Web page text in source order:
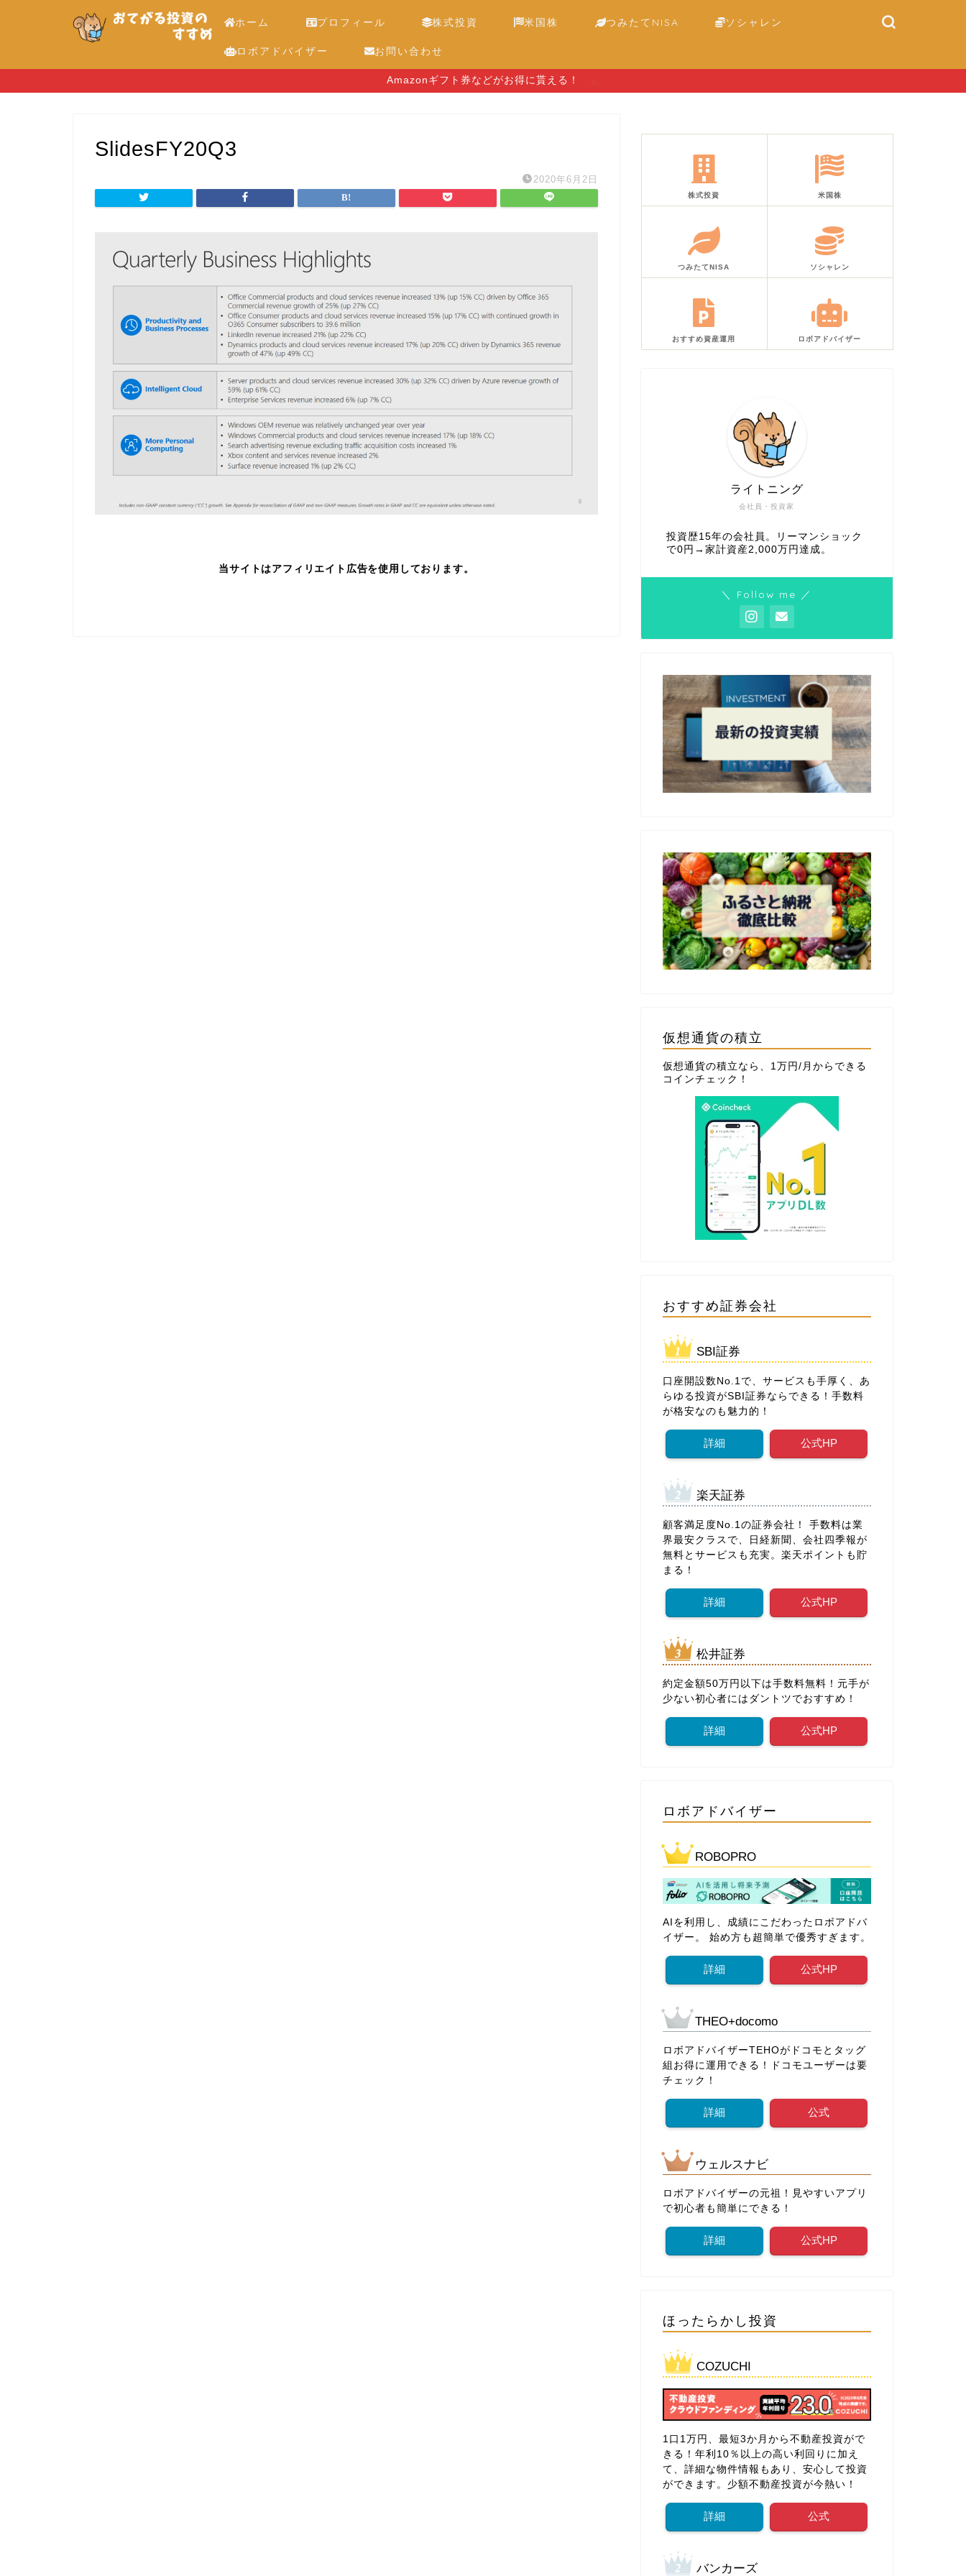
ホーム プロフィール 株式投資 米国株 つみたてNISA ソシャレン
ロボアドバイザー お問い合わせ
Amazonギフト券などがお得に貰える！
SlidesFY20Q3
2020年6月2日
当サイトはアフィリエイト広告を使用しております。
株式投資 米国株
つみたてNISA ソシャレン
おすすめ資産運用 ロボアドバイザー
会社員・投資家
ライトニング
投資歴15年の会社員。リーマンショック
で0円→家計資産2,000万円達成。
＼ Follow me ／
仮想通貨の積立
仮想通貨の積立なら、1万円/月からできる
コインチェック ！
おすすめ証券会社
SBI証券
口座開設数No.1で、サービスも手厚く、あ
らゆる投資がSBI証券ならできる！手数料
が格安なのも魅力的！
詳細 公式HP
楽天証券
顧客満足度No.1の証券会社！ 手数料は業
界最安クラスで、日経新聞、会社四季報が
無料とサービスも充実。楽天ポイントも貯
まる！
詳細 公式HP
松井証券
約定金額50万円以下は手数料無料！元手が
少ない初心者にはダントツでおすすめ！
詳細 公式HP
ロボアドバイザー
ROBOPRO
AIを利用し、成績にこだわったロボアドバ
イザー。 始め方も超簡単で優秀すぎます。
詳細 公式HP
THEO+docomo
ロボアドバイザーTEHOがドコモとタッグ
組お得に運用できる！ドコモユーザーは要
チェック！
詳細 公式
ウェルスナビ
ロボアドバイザーの元祖！見やすいアプリ
で初心者も簡単にできる！
詳細 公式HP
ほったらかし投資
COZUCHI
1口1万円、最短3か月から不動産投資がで
きる！年利10％以上の高い利回りに加え
て、詳細な物件情報もあり、安心して投資
ができます。少額不動産投資が今熱い！
詳細 公式
バンカーズ